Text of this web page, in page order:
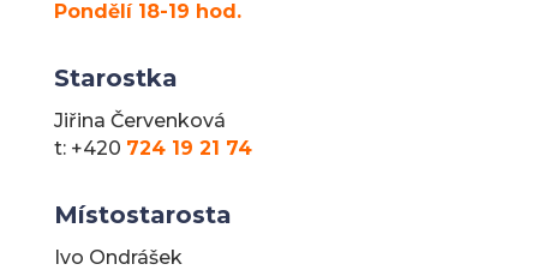
Pondělí 18-19 hod.
Starostka
Jiřina Červenková
t: +420 724 19 21 74
Místostarosta
Ivo Ondrášek